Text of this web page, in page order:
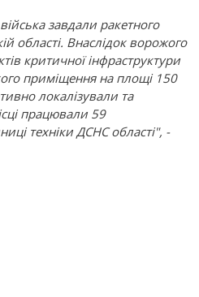
завдали ракетного
області. Внаслідок ворожого
критичної інфраструктури
приміщення на площі 150
локалізували та
працювали 59
техніки ДСНС області", -